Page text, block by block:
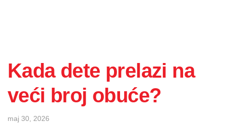
Kada dete prelazi na
veći broj obuće?
maj 30, 2026